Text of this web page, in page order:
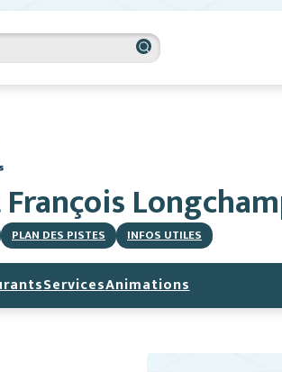
PLAN DES PISTES INFOS UTILES
ServicesAnimations